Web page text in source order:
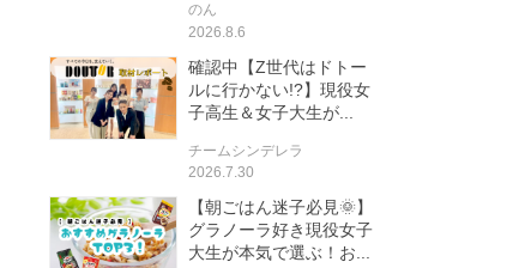
のん
2026.8.6
確認中【Z世代はドトー
ルに行かない!?】現役女
子高生＆女子大生が...
チームシンデレラ
2026.7.30
【朝ごはん迷子必見🌞】
グラノーラ好き現役女子
大生が本気で選ぶ！お...